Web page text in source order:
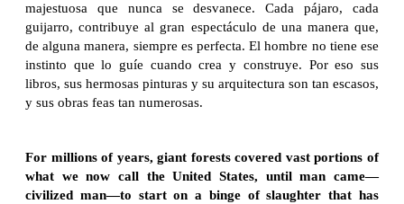
majestuosa que nunca se desvanece. Cada pájaro, cada
guijarro, contribuye al gran espectáculo de una manera que,
de alguna manera, siempre es perfecta. El hombre no tiene ese
instinto que lo guíe cuando crea y construye. Por eso sus
libros, sus hermosas pinturas y su arquitectura son tan escasos,
y sus obras feas tan numerosas.
For millions of years, giant forests covered vast portions of
what we now call the United States, until man came—
civilized man—to start on a binge of slaughter that has